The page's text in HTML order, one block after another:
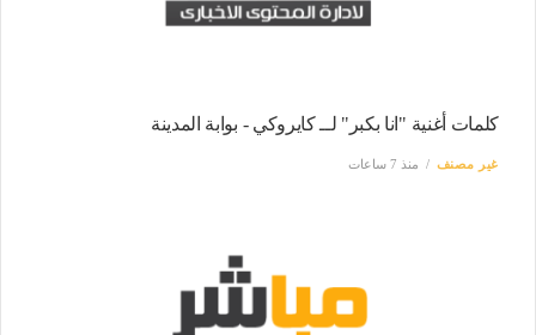
كلمات أغنية "انا بكبر" لــ كايروكي - بوابة المدينة
غير مصنف منذ 7 ساعات